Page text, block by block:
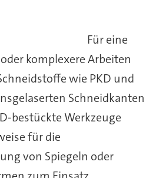
Für eine
komplexere Arbeiten
wie PKD und
Schneidkanten
bestückte Werkzeuge
für die
von Spiegeln oder